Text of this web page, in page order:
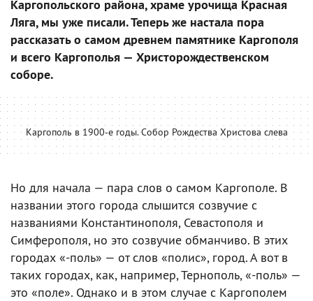
Каргопольского района, храме урочища Красная
Ляга, мы уже писали. Теперь же настала пора
рассказать о самом древнем памятнике Каргополя
и всего Каргополья — Христорождественском
соборе.
Каргополь в 1900-е годы. Собор Рождества Христова слева
Но для начала — пара слов о самом Каргополе. В
названии этого города слышится созвучие с
названиями Константинополя, Севастополя и
Симферополя, но это созвучие обманчиво. В этих
городах «-поль» — от слов «полис», город. А вот в
таких городах, как, например, Тернополь, «-поль» —
это «поле». Однако и в этом случае с Каргополем